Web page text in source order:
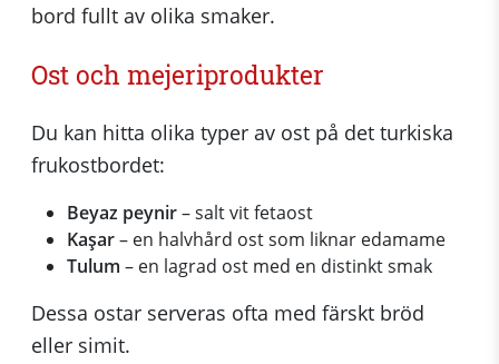
bord fullt av olika smaker.
Ost och mejeriprodukter
Du kan hitta olika typer av ost på det turkiska
frukostbordet:
Beyaz peynir– salt vit fetaost
Kaşar– en halvhård ost som liknar edamame
Tulum – en lagrad ost med en distinkt smak
Dessa ostar serveras ofta med färskt bröd
eller simit.